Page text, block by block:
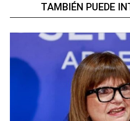
TAMBIÉN PUEDE